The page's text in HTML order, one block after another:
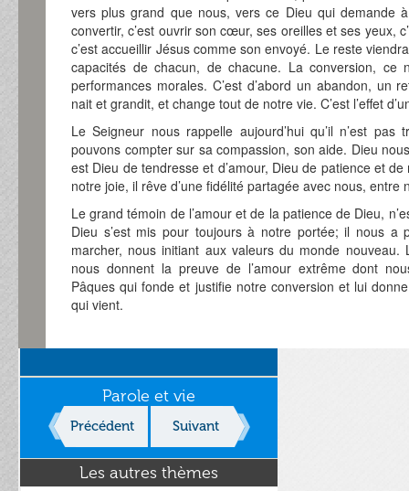
vers plus grand que nous, vers ce Dieu qui demande
convertir, c’est ouvrir son cœur, ses oreilles et ses yeux,
c’est accueillir Jésus comme son envoyé. Le reste
capacités de chacun, de chacune. La conversion, ce
performances morales. C’est d’abord un abandon, un
nait et grandit, et change tout de notre vie. C’est l’effet
Le Seigneur nous rappelle aujourd’hui qu’il n’est
pouvons compter sur sa compassion, son aide. Dieu
est Dieu de tendresse et d’amour, Dieu de patience et
notre joie, il rêve d’une fidélité partagée avec nous, entre
Le grand témoin de l’amour et de la patience de Dieu,
Dieu s’est mis pour toujours à notre portée; il nous
marcher, nous initiant aux valeurs du monde
nous donnent la preuve de l’amour extrême dont
Pâques qui fonde et justifie notre conversion et lui
qui vient.
Parole et vie
Précédent Suivant
Les autres thèmes